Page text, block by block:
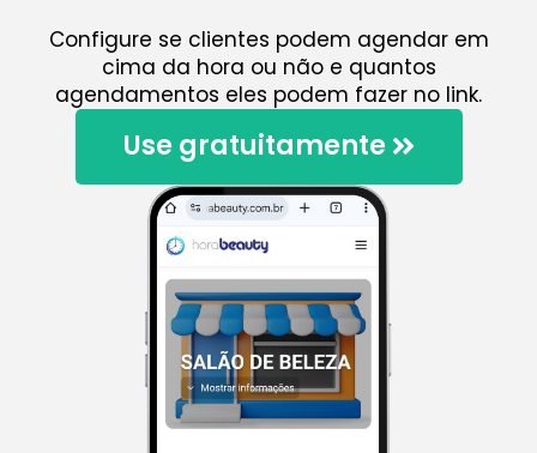
Configure se clientes podem agendar em
cima da hora ou não e quantos
agendamentos eles podem fazer no link.
Use gratuitamente